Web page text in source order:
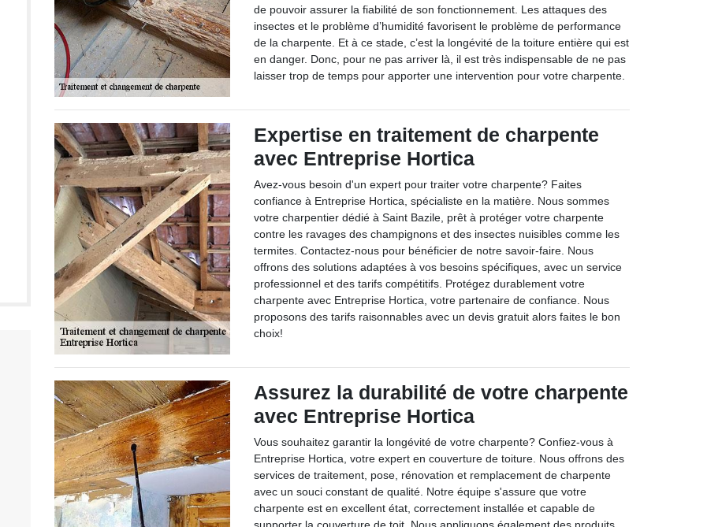
de pouvoir assurer la fiabilité de son fonctionnement. Les attaques des
insectes et le problème d’humidité favorisent le problème de performance
de la charpente. Et à ce stade, c’est la longévité de la toiture entière qui est
en danger. Donc, pour ne pas arriver là, il est très indispensable de ne pas
laisser trop de temps pour apporter une intervention pour votre charpente.
Expertise en traitement de charpente
avec Entreprise Hortica
Avez-vous besoin d'un expert pour traiter votre charpente? Faites
confiance à Entreprise Hortica, spécialiste en la matière. Nous sommes
votre charpentier dédié à Saint Bazile, prêt à protéger votre charpente
contre les ravages des champignons et des insectes nuisibles comme les
termites. Contactez-nous pour bénéficier de notre savoir-faire. Nous
offrons des solutions adaptées à vos besoins spécifiques, avec un service
professionnel et des tarifs compétitifs. Protégez durablement votre
charpente avec Entreprise Hortica, votre partenaire de confiance. Nous
proposons des tarifs raisonnables avec un devis gratuit alors faites le bon
choix!
Assurez la durabilité de votre charpente
avec Entreprise Hortica
Vous souhaitez garantir la longévité de votre charpente? Confiez-vous à
Entreprise Hortica, votre expert en couverture de toiture. Nous offrons des
services de traitement, pose, rénovation et remplacement de charpente
avec un souci constant de qualité. Notre équipe s'assure que votre
charpente est en excellent état, correctement installée et capable de